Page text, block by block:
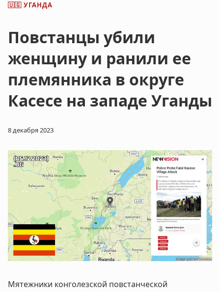
🇺🇬 УГАНДА
Повстанцы убили
женщину и ранили ее
племянника в округе
Касесе на западе Уганды
8 декабря 2023
Мятежники конголезской повстанческой